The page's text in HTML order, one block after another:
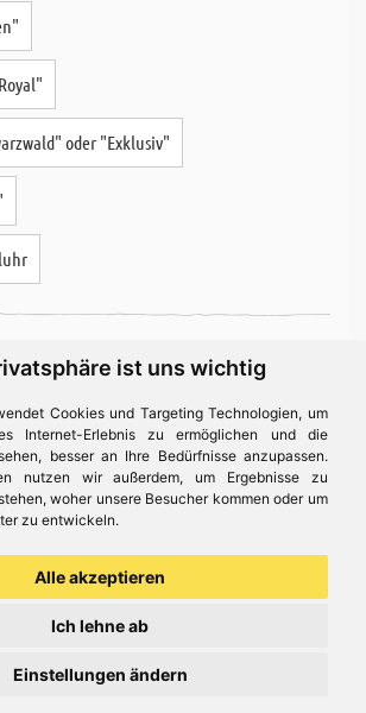
ist uns wichtig
Cookies und Targeting Technologien, um
Internet-Erlebnis zu ermöglichen und die
besser an Ihre Bedürfnisse anzupassen.
nutzen wir außerdem, um Ergebnisse zu
woher unsere Besucher kommen oder um
zu entwickeln.
Alle akzeptieren
Ich lehne ab
Einstellungen ändern
oder "Exklusiv"
Arbeitsblatt
Lösung
Datum und Uhrzeit -
um Datum und Uhrzeit.
für folgende Produkte